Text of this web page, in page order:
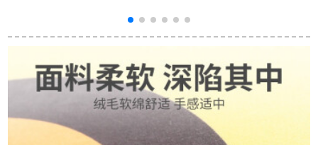
ペペペペジット下の
カーリングリングペ
ージ
现代クレングー椅子
茶数寮マックラム100